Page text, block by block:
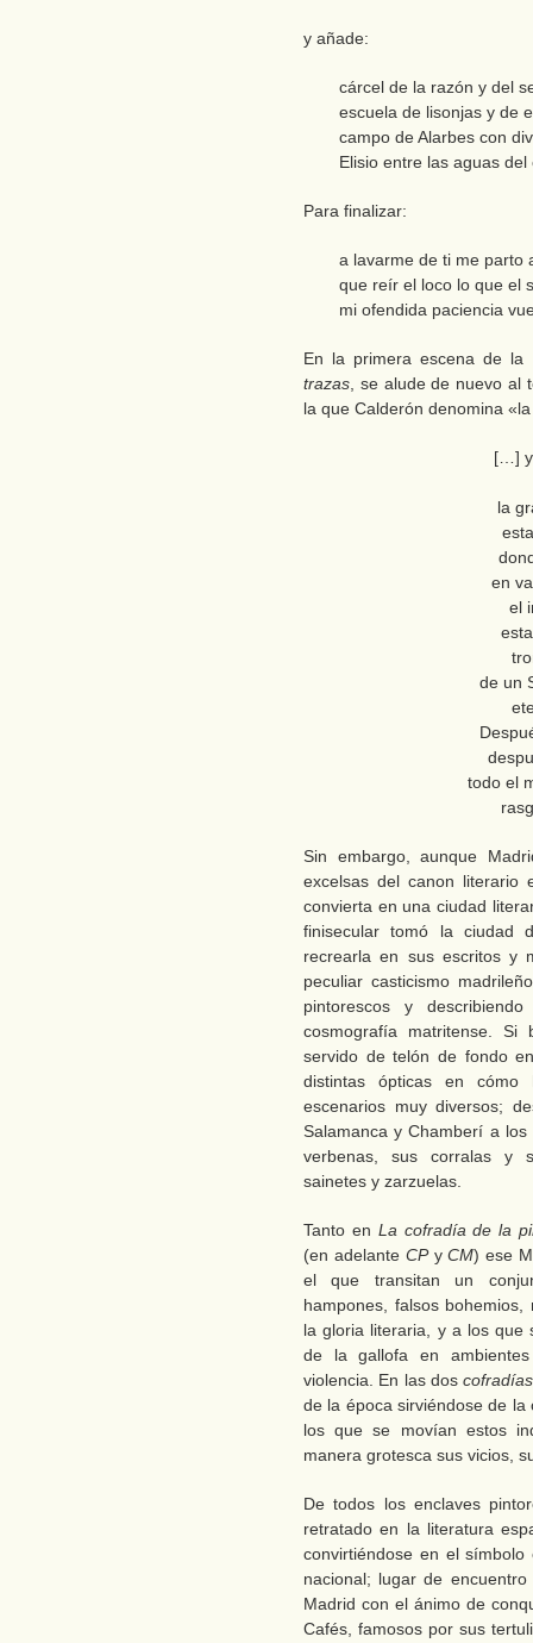
y añade:
cárcel de la razón y del
escuela de lisonjas y de
campo de Alarbes con
Elisio entre las aguas del
Para finalizar:
a lavarme de ti me parto
que reír el loco lo que el
mi ofendida paciencia
En la primera escena de
trazas , se alude de nuevo
la que Calderón denomina
[…]
la
en
el
de un
todo el
Sin embargo, aunque
excelsas del canon literario
convierta en una ciudad
finisecular tomó la ciudad
recrearla en sus escritos y
peculiar casticismo
pintorescos y
cosmografía matritense.
servido de telón de fondo
distintas ópticas en cómo
escenarios muy diversos;
Salamanca y Chamberí a
verbenas, sus corralas y
sainetes y zarzuelas.
Tanto en La cofradía de la
(en adelante CPyCM) ese
el que transitan un
hampones, falsos
la gloria literaria, y a los que
de la gallofa en
violencia. En las doscofradías
de la época sirviéndose de
los que se movían estos
manera grotesca sus vicios,
De todos los enclaves
retratado en la literatura
convirtiéndose en el
nacional; lugar de
Madrid con el ánimo de
Cafés, famosos por sus